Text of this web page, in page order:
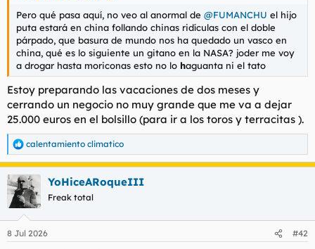
Pero qué pasa aquí, no veo al anormal de @FUMANCHU el hijo
puta estará en china follando chinas ridículas con el doble
párpado, que basura de mundo nos ha quedado un vasco en
china, qué es lo siguiente un gitano en la NASA? joder me voy
a drogar hasta moriconas esto no lo haguanta ni el tato
Estoy preparando las vacaciones de dos meses y
cerrando un negocio no muy grande que me va a dejar
25.000 euros en el bolsillo (para ir a los toros y terracitas ).
R
e
a
c
c
e
calentamiento climatico
YoHiceARoqueIII
Freak total
8 Jul 2026 #42